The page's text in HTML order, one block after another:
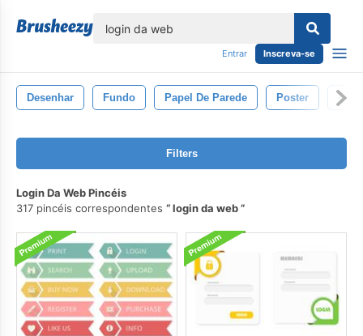
Entrar Inscreva-se
Desenhar Fundo Papel De Parede Poster
Filters
Login Da Web Pincéis
317 pincéis correspondentes
login da web